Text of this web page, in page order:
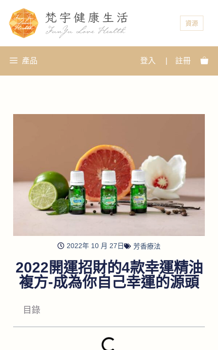
資源
產品 登入 註冊
2022年 10 月 27日 芳香療法
2022開運招財的4款幸運精油
複方-成為你自己幸運的源頭
目錄